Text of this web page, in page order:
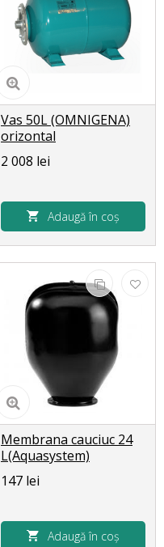
Vas 50L (OMNIGENA)
orizontal
2 008 lei
Adaugă în coș
Membrana cauciuc 24
L(Aquasystem)
147 lei
Adaugă în coș